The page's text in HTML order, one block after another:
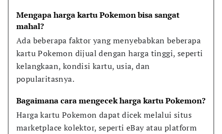
Mengapa harga kartu Pokemon bisa sangat
mahal?
Ada beberapa faktor yang menyebabkan beberapa
kartu Pokemon dijual dengan harga tinggi, seperti
kelangkaan, kondisi kartu, usia, dan
popularitasnya.
Bagaimana cara mengecek harga kartu Pokemon?
Harga kartu Pokemon dapat dicek melalui situs
marketplace kolektor, seperti eBay atau platform